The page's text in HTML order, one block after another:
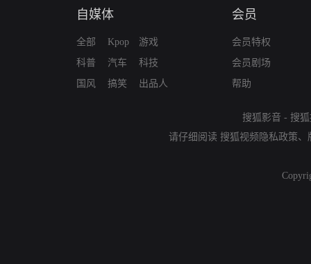
自媒体
全部
科普
国风
Kpop
汽车
搞笑
游戏
科技
出品人
会员
会员特权
会员剧场
帮助
搜狐影音 - 搜
请仔细阅读 搜狐视频隐私政策、